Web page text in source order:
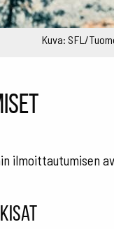
Kuva: SFL/
ilmoittautumisen